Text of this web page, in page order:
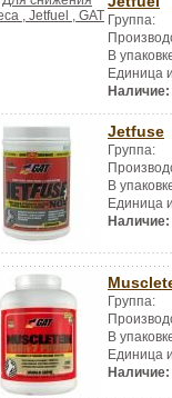
Группа:
В
Единица
Наличие:
Jetfuse
Группа:
В
Единица
Наличие:
Группа:
В
Единица
Наличие: